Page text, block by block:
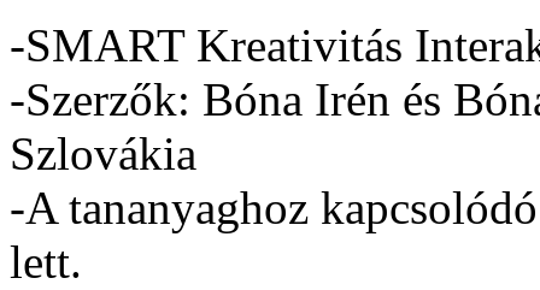
-SMART Kreativitás
-Szerzők: Bóna Irén és
Szlovákia
-A tananyaghoz
lett.